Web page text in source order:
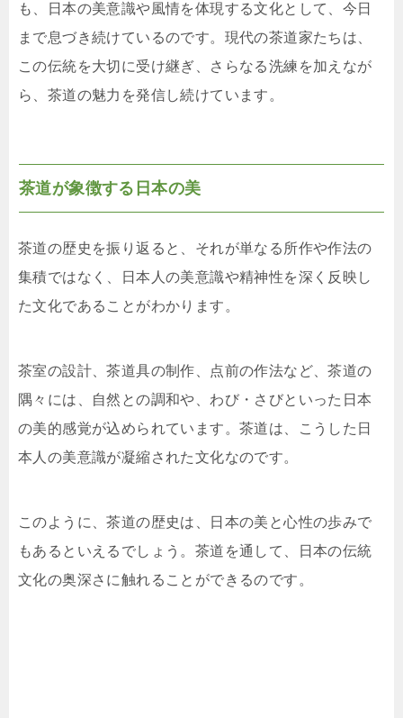
も、日本の美意識や風情を体現する文化として、今日
まで息づき続けているのです。現代の茶道家たちは、
この伝統を大切に受け継ぎ、さらなる洗練を加えなが
ら、茶道の魅力を発信し続けています。
茶道が象徴する日本の美
茶道の歴史を振り返ると、それが単なる所作や作法の
集積ではなく、日本人の美意識や精神性を深く反映し
た文化であることがわかります。
茶室の設計、茶道具の制作、点前の作法など、茶道の
隅々には、自然との調和や、わび・さびといった日本
の美的感覚が込められています。茶道は、こうした日
本人の美意識が凝縮された文化なのです。
このように、茶道の歴史は、日本の美と心性の歩みで
もあるといえるでしょう。茶道を通して、日本の伝統
文化の奥深さに触れることができるのです。